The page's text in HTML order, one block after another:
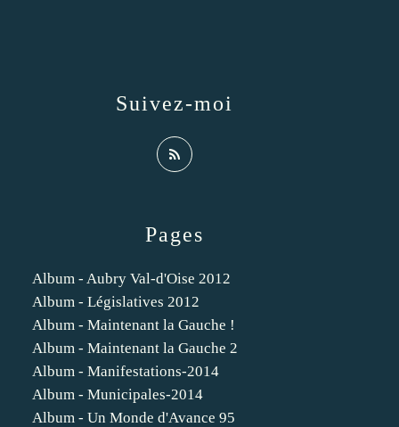
Pages
Album - Aubry Val-d'Oise 2012
Album - Législatives 2012
Album - Maintenant la Gauche !
Album - Maintenant la Gauche 2
Album - Manifestations-2014
Album - Municipales-2014
Album - Un Monde d'Avance 95
Suivez-moi